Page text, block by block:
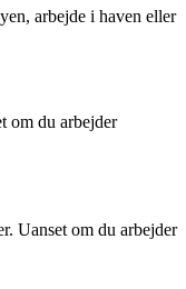
arbejde i haven eller
om du arbejder
Uanset om du arbejder